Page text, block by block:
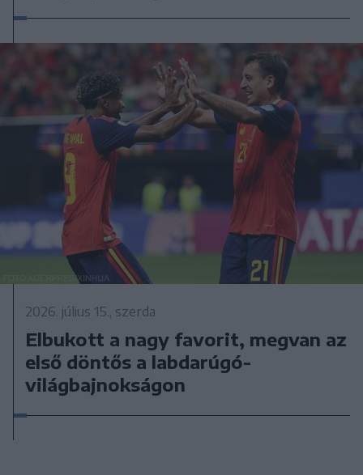
2026. július 15., szerda
Elbukott a nagy favorit, megvan az
első döntős a labdarúgó-
világbajnokságon